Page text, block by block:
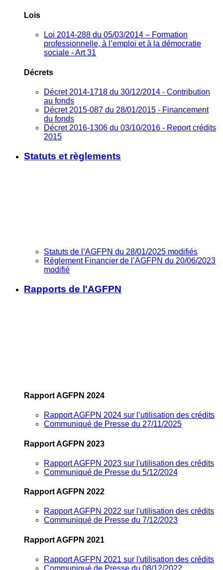
Lois
Loi 2014-288 du 05/03/2014 – Formation
professionnelle, à l’emploi et à la démocratie
sociale - Art 31
Décrets
Décret 2014-1718 du 30/12/2014 - Contribution
au fonds
Décret 2015-087 du 28/01/2015 - Financement
du fonds
Décret 2016-1306 du 03/10/2016 - Report crédits
2015
Statuts et règlements
Statuts de l’AGFPN du 28/01/2025 modifiés
Règlement Financier de l’AGFPN du 20/06/2023
modifié
Rapports de l'AGFPN
Rapport AGFPN 2024
Rapport AGFPN 2024 sur l’utilisation des crédits
Communiqué de Presse du 27/11/2025
Rapport AGFPN 2023
Rapport AGFPN 2023 sur l'utilisation des crédits
Communiqué de Presse du 5/12/2024
Rapport AGFPN 2022
Rapport AGFPN 2022 sur l'utilisation des crédits
Communiqué de Presse du 7/12/2023
Rapport AGFPN 2021
Rapport AGFPN 2021 sur l'utilisation des crédits
Communiqué de Presse du 08/12/2022